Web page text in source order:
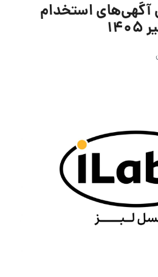
استخدام